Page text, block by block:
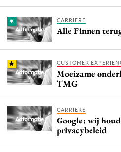
CARRIERE
Alle Finnen
CUSTOMER
Moeizame
TMG
CARRIERE
Google: wij
privacybeleid